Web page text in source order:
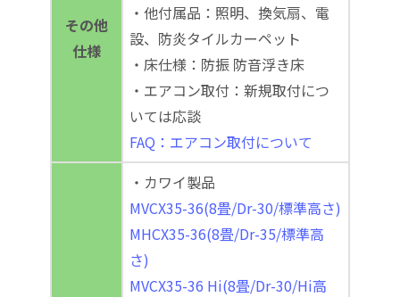
その他
仕様
・他付属品：照明、換気扇、電
設、防炎タイルカーペット
・床仕様：防振 防音浮き床
・エアコン取付：新規取付につ
いては応談
FAQ：エアコン取付について
・カワイ製品
MVCX35-36(8畳/Dr-30/標準高さ)
MHCX35-36(8畳/Dr-35/標準高
さ)
MVCX35-36 Hi(8畳/Dr-30/Hi高